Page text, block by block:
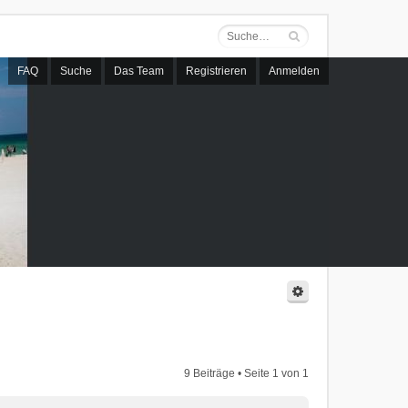
FAQ Suche Das Team Registrieren Anmelden
9 Beiträge • Seite 1 von 1